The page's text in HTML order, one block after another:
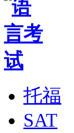
托福
SAT